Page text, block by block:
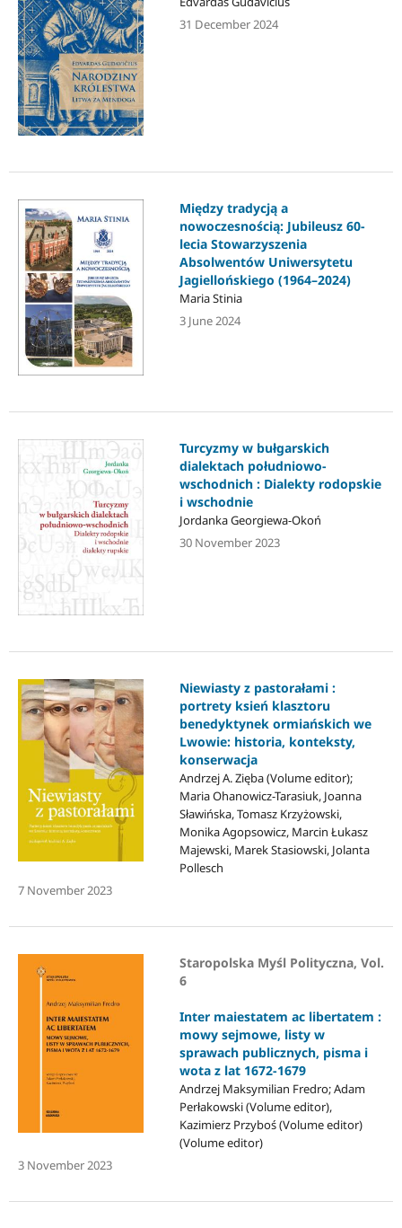
31 December 2024
Między tradycją a
nowoczesnością: Jubileusz 60-
lecia Stowarzyszenia
Absolwentów Uniwersytetu
Jagiellońskiego (1964–2024)
Maria Stinia
3 June 2024
Turcyzmy w bułgarskich
dialektach południowo-
wschodnich : Dialekty rodopskie
i wschodnie
Jordanka Georgiewa-Okoń
30 November 2023
Niewiasty z pastorałami :
portrety ksień klasztoru
benedyktynek ormiańskich we
Lwowie: historia, konteksty,
konserwacja
Andrzej A. Zięba (Volume editor);
Maria Ohanowicz-Tarasiuk, Joanna
Sławińska, Tomasz Krzyżowski,
Monika Agopsowicz, Marcin Łukasz
Majewski, Marek Stasiowski, Jolanta
Pollesch
7 November 2023
Staropolska Myśl Polityczna, Vol.
6
Inter maiestatem ac libertatem :
mowy sejmowe, listy w
sprawach publicznych, pisma i
wota z lat 1672-1679
Andrzej Maksymilian Fredro; Adam
Perłakowski (Volume editor),
Kazimierz Przyboś (Volume editor)
(Volume editor)
3 November 2023